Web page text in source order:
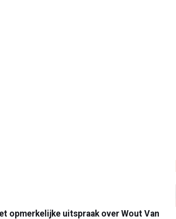
opmerkelijke uitspraak over Wout Van